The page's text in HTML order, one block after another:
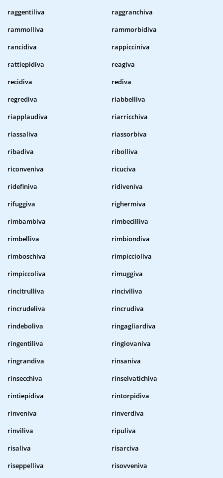
raggentiliva
raggranchiva
rammolliva
rammorbidiva
rancidiva
rappicciniva
rattiepidiva
reagiva
recidiva
rediva
regrediva
riabbelliva
riapplaudiva
riarricchiva
riassaliva
riassorbiva
ribadiva
ribolliva
riconveniva
ricuciva
ridefiniva
ridiveniva
rifuggiva
righermiva
rimbambiva
rimbecilliva
rimbelliva
rimbiondiva
rimboschiva
rimpiccioliva
rimpiccoliva
rimuggiva
rincitrulliva
rinciviliva
rincrudeliva
rincrudiva
rindeboliva
ringagliardiva
ringentiliva
ringiovaniva
ringrandiva
rinsaniva
rinsecchiva
rinselvatichiva
rintiepidiva
rintorpidiva
rinveniva
rinverdiva
rinviliva
ripuliva
risaliva
risarciva
riseppelliva
risovveniva